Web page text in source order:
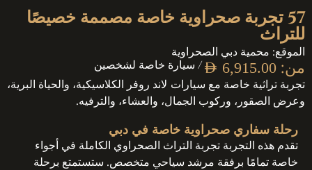
57 تجربة صحراوية خاصة مصممة خصيصًا
للتراث
الموقع: محمية دبي الصحراوية
من: AED 6,915.00 / سيارة خاصة لشخصين
تجربة تراثية خاصة مع سيارات لاند روفر الكلاسيكية، والحياة البرية،
وعرض الصقور، وركوب الجمال، والعشاء، والترفيه.
رحلة سفاري صحراوية خاصة في دبي
تقدم هذه التجربة تجربة التراث الصحراوي الكاملة في أجواء
خاصة تمامًا برفقة مرشد سياحي متخصص. ستستمتع برحلة